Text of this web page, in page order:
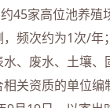
45家高位池养
频次约为1次/
、废水、土壤
关资质的单位